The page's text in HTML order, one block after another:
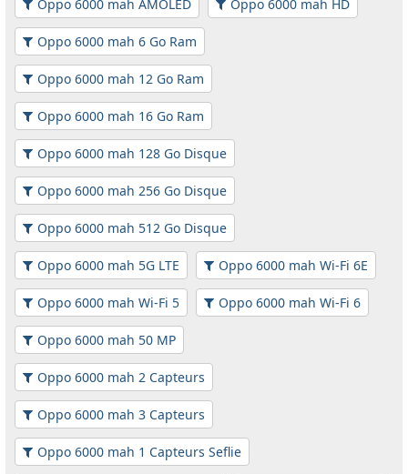
Oppo 6000 mah AMOLED Oppo 6000 mah HD
Oppo 6000 mah 6 Go Ram
Oppo 6000 mah 12 Go Ram
Oppo 6000 mah 16 Go Ram
Oppo 6000 mah 128 Go Disque
Oppo 6000 mah 256 Go Disque
Oppo 6000 mah 512 Go Disque
Oppo 6000 mah 5G LTE Oppo 6000 mah Wi-Fi 6E
Oppo 6000 mah Wi-Fi 5 Oppo 6000 mah Wi-Fi 6
Oppo 6000 mah 50 MP
Oppo 6000 mah 2 Capteurs
Oppo 6000 mah 3 Capteurs
Oppo 6000 mah 1 Capteurs Seflie